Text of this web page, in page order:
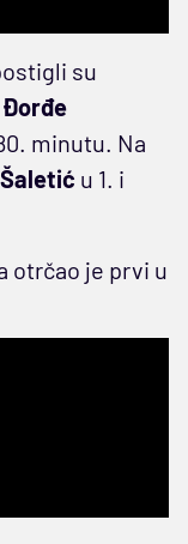
su
Đorđe
minutu. Na
u 1. i
otrčao je prvi u